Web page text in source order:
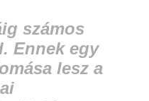
számos
Ennek egy
lesz a